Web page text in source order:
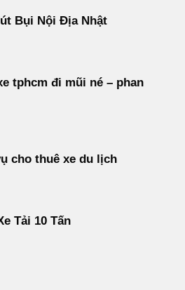
Bụi Nội Địa Nhật
tphcm đi mũi né – phan
cho thuê xe du lịch
Tải 10 Tấn